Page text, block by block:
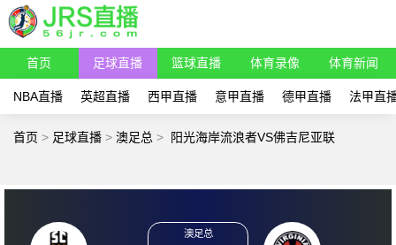
首页 足球直播 篮球直播 体育录像 体育新闻
NBA直播 英超直播 西甲直播 意甲直播 德甲直播 法甲直
首页 > 足球直播 > 澳足总 > 阳光海岸流浪者VS佛吉尼亚联